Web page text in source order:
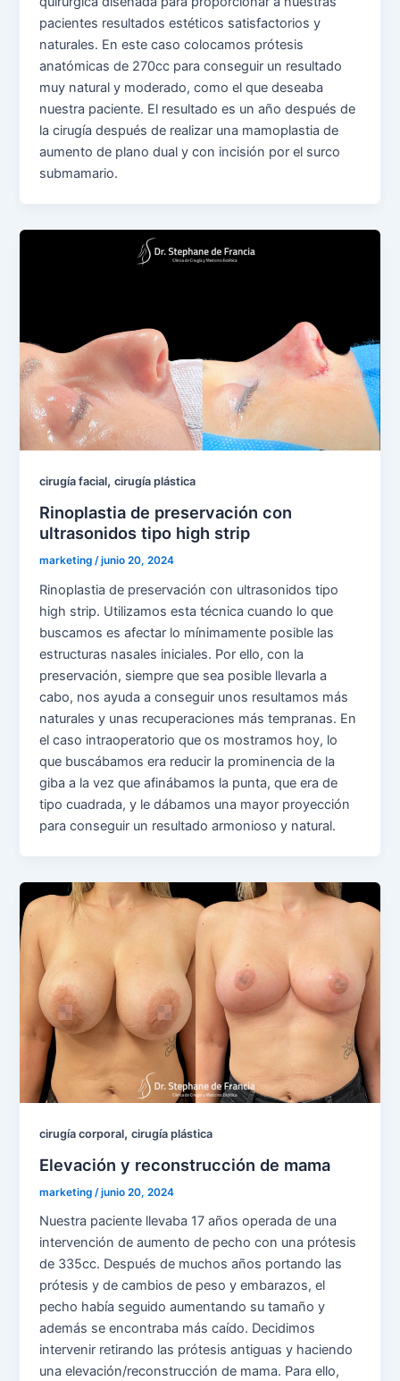
pacientes resultados estéticos satisfactorios y
naturales. En este caso colocamos prótesis
anatómicas de 270cc para conseguir un resultado
muy natural y moderado, como el que deseaba
nuestra paciente. El resultado es un año después de
la cirugía después de realizar una mamoplastia de
aumento de plano dual y con incisión por el surco
submamario.
cirugía facial,cirugía plástica
Rinoplastia de preservación con
ultrasonidos tipo high strip
marketing/junio 20, 2024
Rinoplastia de preservación con ultrasonidos tipo
high strip. Utilizamos esta técnica cuando lo que
buscamos es afectar lo mínimamente posible las
estructuras nasales iniciales. Por ello, con la
preservación, siempre que sea posible llevarla a
cabo, nos ayuda a conseguir unos resultamos más
naturales y unas recuperaciones más tempranas. En
el caso intraoperatorio que os mostramos hoy, lo
que buscábamos era reducir la prominencia de la
giba a la vez que afinábamos la punta, que era de
tipo cuadrada, y le dábamos una mayor proyección
para conseguir un resultado armonioso y natural.
cirugía corporal,cirugía plástica
Elevación y reconstrucción de mama
marketing /junio 20, 2024
Nuestra paciente llevaba 17 años operada de una
intervención de aumento de pecho con una prótesis
de 335cc. Después de muchos años portando las
prótesis y de cambios de peso y embarazos, el
pecho había seguido aumentando su tamaño y
además se encontraba más caído. Decidimos
intervenir retirando las prótesis antiguas y haciendo
una elevación/reconstrucción de mama. Para ello,